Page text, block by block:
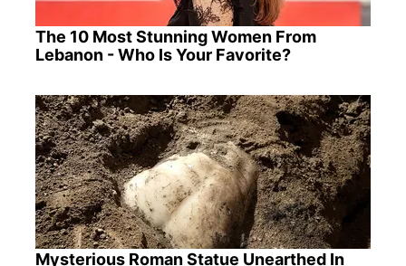
The 10 Most Stunning Women From
Lebanon - Who Is Your Favorite?
Mysterious Roman Statue Unearthed In